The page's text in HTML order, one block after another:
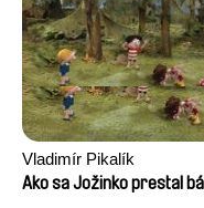
Vladimír Pikalík
Ako sa Jožinko prestal